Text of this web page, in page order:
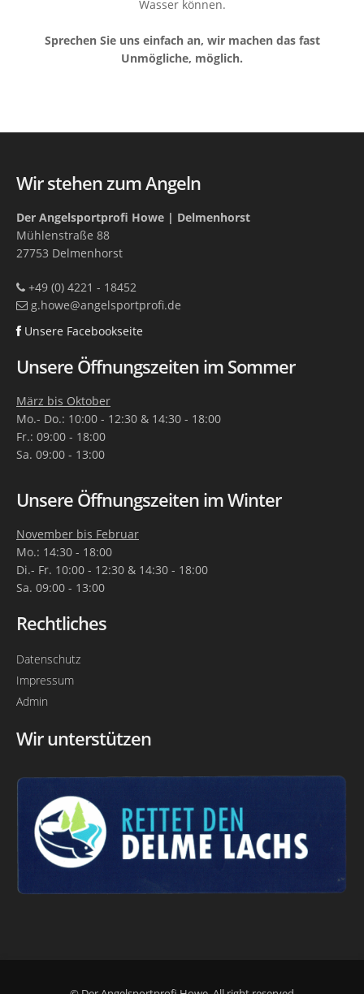
Wasser können.
Sprechen Sie uns einfach an, wir machen das fast
Unmögliche, möglich.
Wir stehen zum Angeln
Der Angelsportprofi Howe | Delmenhorst
Mühlenstraße 88
27753 Delmenhorst
+49 (0) 4221 - 18452
g.howe@angelsportprofi.de
Unsere Facebookseite
Unsere Öffnungszeiten im Sommer
März bis Oktober
Mo.- Do.: 10:00 - 12:30 & 14:30 - 18:00
Fr.: 09:00 - 18:00
Sa. 09:00 - 13:00
Unsere Öffnungszeiten im Winter
November bis Februar
Mo.: 14:30 - 18:00
Di.- Fr. 10:00 - 12:30 & 14:30 - 18:00
Sa. 09:00 - 13:00
Rechtliches
Datenschutz
Impressum
Admin
Wir unterstützen